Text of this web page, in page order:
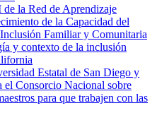
la Red de Aprendizaje
de la Capacidad del
Familiar y Comunitaria
y contexto de la inclusión
Estatal de San Diego y
el Consorcio Nacional sobre
para que trabajen con las